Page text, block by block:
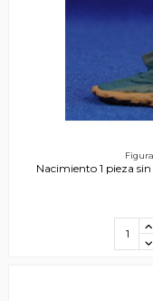
Nacimiento 1 pieza